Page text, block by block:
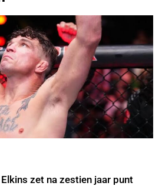
zet na zestien jaar punt